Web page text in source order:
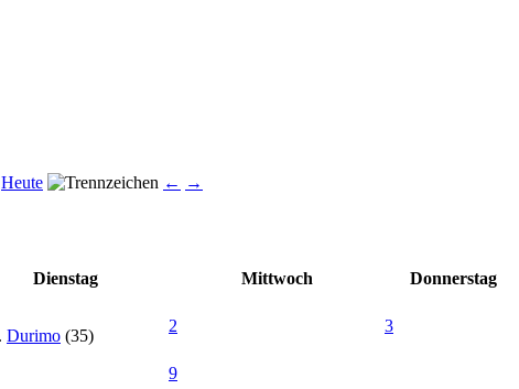
Heute ← →
Dienstag Mittwoch Donnerstag
Durimo (35)
2 3
9